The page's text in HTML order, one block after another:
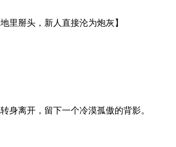
里掰头，新人直接沦为炮灰】
离开，留下一个冷漠孤傲的背影。